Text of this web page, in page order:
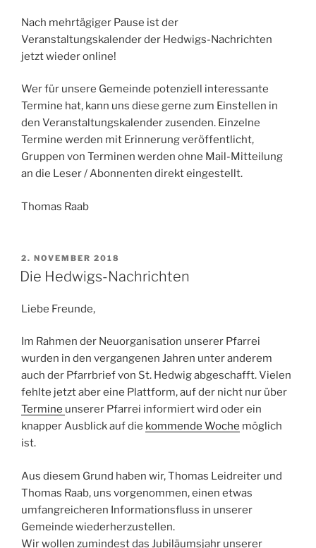
Nach mehrtägiger Pause ist der
Veranstaltungskalender der Hedwigs-Nachrichten
jetzt wieder online!
Wer für unsere Gemeinde potenziell interessante
Termine hat, kann uns diese gerne zum Einstellen in
den Veranstaltungskalender zusenden. Einzelne
Termine werden mit Erinnerung veröffentlicht,
Gruppen von Terminen werden ohne Mail-Mitteilung
an die Leser / Abonnenten direkt eingestellt.
Thomas Raab
VERÖFFENTLICHT
AM
2. NOVEMBER 2018
Die Hedwigs-Nachrichten
Liebe Freunde,
Im Rahmen der Neuorganisation unserer Pfarrei
wurden in den vergangenen Jahren unter anderem
auch der Pfarrbrief von St. Hedwig abgeschafft. Vielen
fehlte jetzt aber eine Plattform, auf der nicht nur über
Termine unserer Pfarrei informiert wird oder ein
knapper Ausblick auf die kommende Woche möglich
ist.
Aus diesem Grund haben wir, Thomas Leidreiter und
Thomas Raab, uns vorgenommen, einen etwas
umfangreicheren Informationsfluss in unserer
Gemeinde wiederherzustellen.
Wir wollen zumindest das Jubiläumsjahr unserer